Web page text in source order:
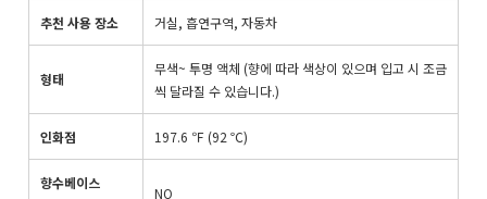
추천 사용 장소 거실, 흡연구역, 자동차
형태
무색~ 투명 액체 (향에 따라 색상이 있으며 입고 시 조금
씩 달라질 수 있습니다.)
인화점 197.6 ℉ (92 ℃)
향수베이스
NO